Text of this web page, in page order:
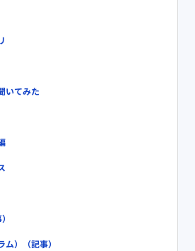
いてみた
）（記事）